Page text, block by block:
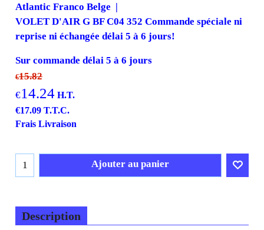
Atlantic Franco Belge
VOLET D'AIR G BF C04 352 Commande spéciale ni
reprise ni échangée délai 5 à 6 jours!
Sur commande délai 5 à 6 jours
€15.82
€14.24 H.T.
€17.09 T.T.C.
Frais Livraison
Ajouter au panier
Description